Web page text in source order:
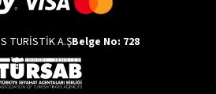
TURİSTİK A.ŞBelge No: 728